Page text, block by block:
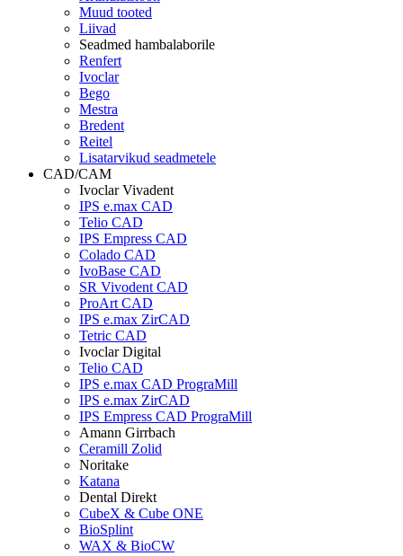
Muud tooted
Liivad
Seadmed hambalaborile
Renfert
Ivoclar
Bego
Mestra
Bredent
Reitel
Lisatarvikud seadmetele
CAD/CAM
Ivoclar Vivadent
IPS e.max CAD
Telio CAD
IPS Empress CAD
Colado CAD
IvoBase CAD
SR Vivodent CAD
ProArt CAD
IPS e.max ZirCAD
Tetric CAD
Ivoclar Digital
Telio CAD
IPS e.max CAD PrograMill
IPS e.max ZirCAD
IPS Empress CAD PrograMill
Amann Girrbach
Ceramill Zolid
Noritake
Katana
Dental Direkt
CubeX & Cube ONE
BioSplint
WAX & BioCW